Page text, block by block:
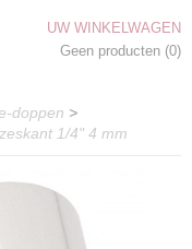
UW WINKELWAGEN
Geen producten (0)
doppen >
1/4" 4 mm